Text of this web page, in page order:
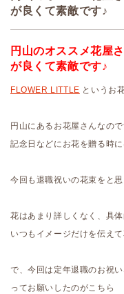
が良くて素敵です♪
円山のオススメ花屋
が良くて素敵です♪
FLOWER LITTLE というお
円山にあるお花屋さんなの
記念日などにお花を贈る時
今回も退職祝いの花束をと
花はあまり詳しくなく、具
いつもイメージだけを伝え
で、今回は定年退職のお祝
ってお願いしたのがこちら